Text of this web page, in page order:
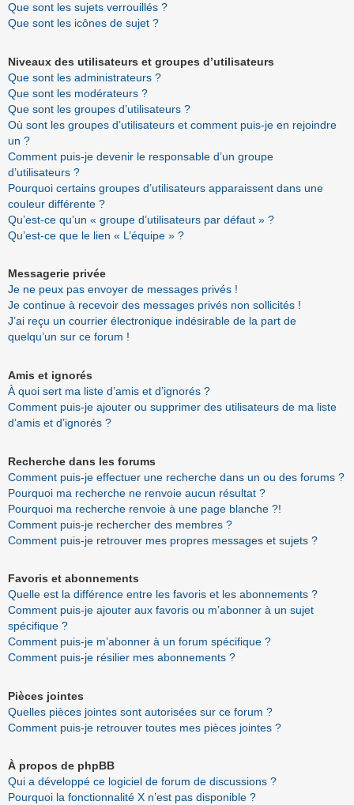
Que sont les sujets verrouillés ?
Que sont les icônes de sujet ?
Niveaux des utilisateurs et groupes d’utilisateurs
Que sont les administrateurs ?
Que sont les modérateurs ?
Que sont les groupes d’utilisateurs ?
Où sont les groupes d’utilisateurs et comment puis-je en rejoindre
un ?
Comment puis-je devenir le responsable d’un groupe
d’utilisateurs ?
Pourquoi certains groupes d’utilisateurs apparaissent dans une
couleur différente ?
Qu’est-ce qu’un « groupe d’utilisateurs par défaut » ?
Qu’est-ce que le lien « L’équipe » ?
Messagerie privée
Je ne peux pas envoyer de messages privés !
Je continue à recevoir des messages privés non sollicités !
J’ai reçu un courrier électronique indésirable de la part de
quelqu’un sur ce forum !
Amis et ignorés
À quoi sert ma liste d’amis et d’ignorés ?
Comment puis-je ajouter ou supprimer des utilisateurs de ma liste
d’amis et d’ignorés ?
Recherche dans les forums
Comment puis-je effectuer une recherche dans un ou des forums ?
Pourquoi ma recherche ne renvoie aucun résultat ?
Pourquoi ma recherche renvoie à une page blanche ?!
Comment puis-je rechercher des membres ?
Comment puis-je retrouver mes propres messages et sujets ?
Favoris et abonnements
Quelle est la différence entre les favoris et les abonnements ?
Comment puis-je ajouter aux favoris ou m’abonner à un sujet
spécifique ?
Comment puis-je m’abonner à un forum spécifique ?
Comment puis-je résilier mes abonnements ?
Pièces jointes
Quelles pièces jointes sont autorisées sur ce forum ?
Comment puis-je retrouver toutes mes pièces jointes ?
À propos de phpBB
Qui a développé ce logiciel de forum de discussions ?
Pourquoi la fonctionnalité X n’est pas disponible ?